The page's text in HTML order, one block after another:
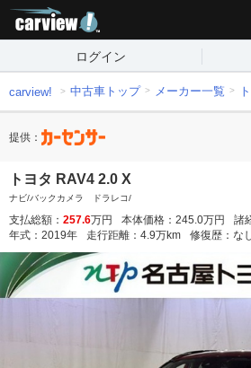
ログイン
carview! 中古車トップ メーカー一覧
提供：
トヨタ RAV4 2.0 X
ナビ/バックカメラ ドラレコ/
支払総額： 257.6万円 本体価格： 245.0万円 諸
年式： 2019年 走行距離： 4.9万km 修復歴： な